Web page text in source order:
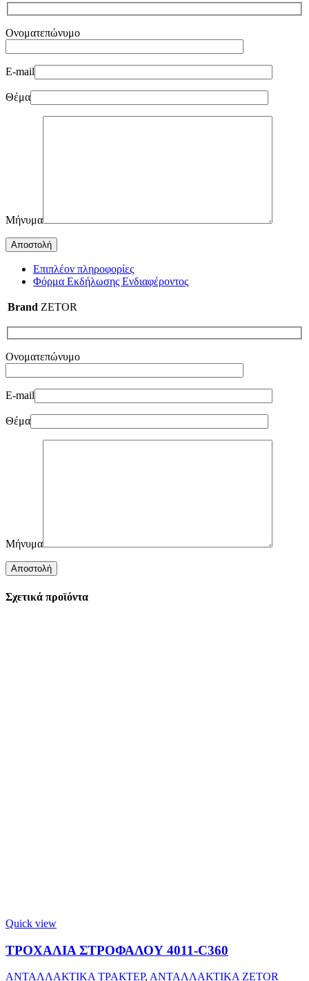
Ονοματεπώνυμο
E-mail
Θέμα
Μήνυμα
Επιπλέον πληροφορίες
Φόρμα Εκδήλωσης Ενδιαφέροντος
Brand ZETOR
Ονοματεπώνυμο
E-mail
Θέμα
Μήνυμα
Σχετικά προϊόντα
Quick view
ΤΡΟΧΑΛΙΑ ΣΤΡΟΦΑΛΟΥ 4011-C360
ΑΝΤΑΛΛΑΚΤΙΚΑ ΤΡΑΚΤΕΡ, ΑΝΤΑΛΛΑΚΤΙΚΑ ZETOR